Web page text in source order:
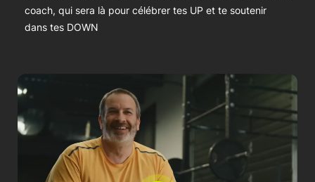
coach, qui sera là pour célébrer tes UP et te soutenir
dans tes DOWN